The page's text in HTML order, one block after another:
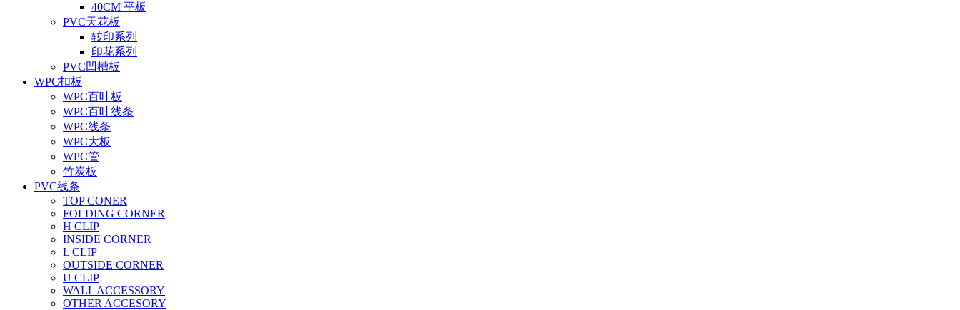
40CM 平板
PVC天花板
转印系列
印花系列
PVC凹槽板
WPC扣板
WPC百叶板
WPC百叶线条
WPC线条
WPC大板
WPC管
竹炭板
PVC线条
TOP CONER
FOLDING CORNER
H CLIP
INSIDE CORNER
L CLIP
OUTSIDE CORNER
U CLIP
WALL ACCESSORY
OTHER ACCESORY